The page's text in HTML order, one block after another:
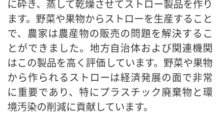
に砕き、蒸して乾燥させてストロー製品を作り
ます。野菜や果物からストローを生産すること
で、農家は農産物の販売の問題を解決するこ
とができました。地方自治体および関連機関
はこの製品を高く評価しています。野菜や果物
から作られるストローは経済発展の面で非常
に重要であり、特にプラスチック廃棄物と環
境汚染の削減に貢献しています。